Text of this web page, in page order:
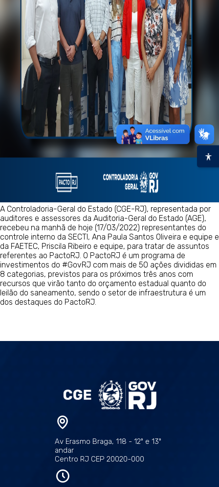
A Controladoria-Geral do Estado (CGE-RJ), representada por
auditores e assessores da Auditoria-Geral do Estado (AGE),
recebeu na manhã de hoje (17/03/2022) representantes do
controle interno da SECTI, Ana Paula Santos Oliveira e equipe e
da FAETEC, Priscila Ribeiro e equipe, para tratar de assuntos
referentes ao PactoRJ. O PactoRJ é um programa de
investimentos do #GovRJ com mais de 50 ações divididas em
8 categorias, previstos para os próximos três anos com
recursos que virão tanto do orçamento estadual quanto do
leilão do saneamento, sendo o setor de infraestrutura é um
dos destaques do PactoRJ.
Av Erasmo Braga, 118 - 12º e 13º
andar
Centro RJ CEP 20020-000